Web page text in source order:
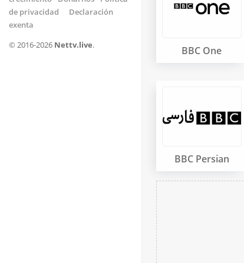
de privacidad
Declaración
exenta
© 2016-2026 Nettv.live. BBC One
BBC Persian